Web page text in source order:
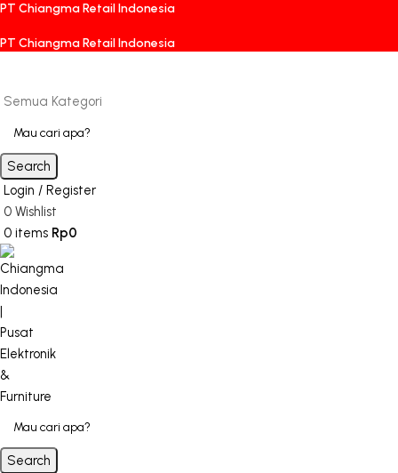
PT Chiangma Retail Indonesia
PT Chiangma Retail Indonesia
Semua Kategori
Search
Login / Register
0 Wishlist
0 items Rp0
Search